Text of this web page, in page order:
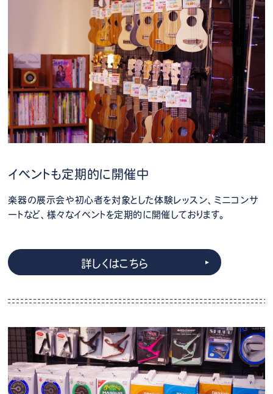
イベントも定期的に開催中
楽器の展示会や初心者を対象とした体験レッスン、ミニコンサ
ートなど、様々なイベントを定期的に開催しております。
詳しくはこちら